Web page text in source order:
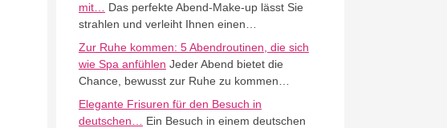
mit…
Das perfekte Abend-Make-up lässt Sie
strahlen und verleiht Ihnen einen…
Zur Ruhe kommen: 5 Abendroutinen, die sich
wie Spa anfühlen Jeder Abend bietet die
Chance, bewusst zur Ruhe zu kommen…
Elegante Frisuren für den Besuch in
deutschen…
Ein Besuch in einem deutschen